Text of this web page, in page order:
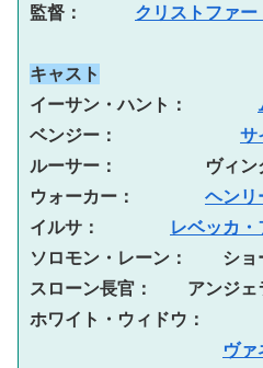
監督： クリストファ
キャスト
イーサン・ハント：
ベンジー： サ
ルーサー：　　　　　ヴィン
ウォーカー： ヘンリ
イルサ：
レベッカ
ソロモン・レーン：　　シ
スローン長官：　　アンジェ
ホワイト・ウィドウ：
ヴ